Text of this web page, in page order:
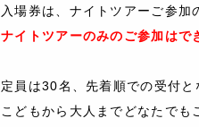
入場券は、ナイトツアーご参加
ナイトツアーのみのご参加はで
定員は30名、先着順での受付と
こどもから大人までどなたでも